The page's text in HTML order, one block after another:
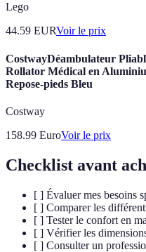
Lego
44.59 EURVoir le prix
CostwayDéambulateur
Rollator Médical en
Repose-pieds Bleu
Costway
158.99 EuroVoir le prix
Checklist avant
[ ] Évaluer mes besoins
[ ] Comparer les
[ ] Tester le confort en
[ ] Vérifier les
[ ] Consulter un